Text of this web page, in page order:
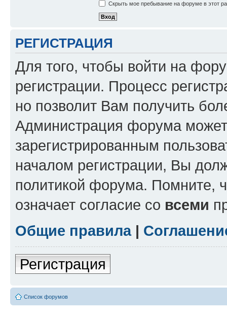
Скрыть мое пребывание на форуме в этот
РЕГИСТРАЦИЯ
Для того, чтобы войти на
регистрации. Процесс
но позволит Вам получить
Администрация форума может
зарегистрированным
началом регистрации, Вы
политикой форума. Помните,
означает согласие со всеми
Общие правила|
Регистрация
Список форумов